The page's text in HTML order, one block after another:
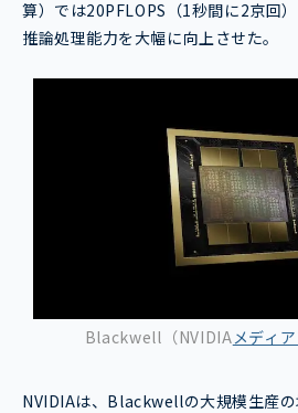
算）では20PFLOPS（1秒間に2京回
推論処理能力を大幅に向上させた。
Blackwell（NVIDIAメディ
NVIDIAは、Blackwellの大規模生産